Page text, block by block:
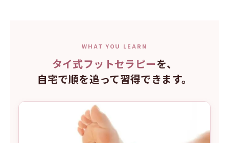
WHAT YOU LEARN
タイ式フットセラピーを、
自宅で順を追って習得できます。